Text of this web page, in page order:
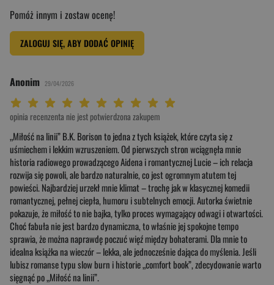
Pomóż innym i zostaw ocenę!
ZALOGUJ SIĘ, ABY DODAĆ OPINIĘ
Anonim 29/04/2026
Twoja ocena: Arcydzieło 10/10"
Twoja ocena: Wybitna 9/10"
Twoja ocena: Rewelacyjna 8/10"
Twoja ocena: Bardzo dobra 7/10"
Twoja ocena: Dobra 6/10"
Twoja ocena: Przeciętna 5/10"
Twoja ocena: Może być 4/10"
Twoja ocena: Słaba 3/10"
Twoja ocena: Bardzo słaba 2/10"
Twoja ocena: Beznadziejna 1/10"
opinia recenzenta nie jest potwierdzona zakupem
„Miłość na linii” B.K. Borison to jedna z tych książek, które czyta się z
uśmiechem i lekkim wzruszeniem. Od pierwszych stron wciągnęła mnie
historia radiowego prowadzącego Aidena i romantycznej Lucie – ich relacja
rozwija się powoli, ale bardzo naturalnie, co jest ogromnym atutem tej
powieści. Najbardziej urzekł mnie klimat – trochę jak w klasycznej komedii
romantycznej, pełnej ciepła, humoru i subtelnych emocji. Autorka świetnie
pokazuje, że miłość to nie bajka, tylko proces wymagający odwagi i otwartości.
Choć fabuła nie jest bardzo dynamiczna, to właśnie jej spokojne tempo
sprawia, że można naprawdę poczuć więź między bohaterami. Dla mnie to
idealna książka na wieczór – lekka, ale jednocześnie dająca do myślenia. Jeśli
lubisz romanse typu slow burn i historie „comfort book”, zdecydowanie warto
sięgnąć po „Miłość na linii”.